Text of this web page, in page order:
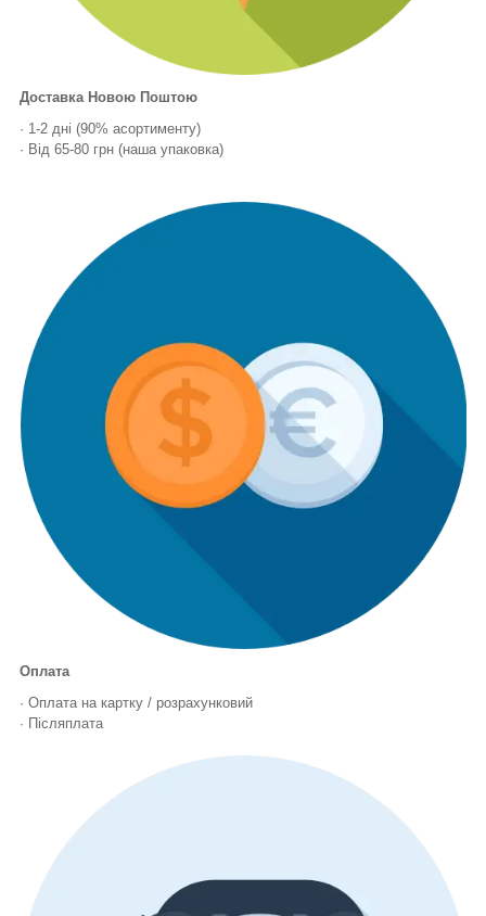
Доставка Новою Поштою
· 1-2 дні (90% асортименту)
· Від 65-80 грн (наша упаковка)
Оплата
· Оплата на картку / розрахунковий
· Післяплата